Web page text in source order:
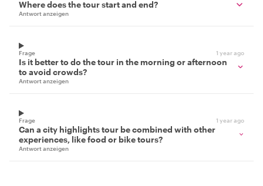
Where does the tour start and end?
Antwort anzeigen
Frage 1 year ago
Is it better to do the tour in the morning or afternoon
to avoid crowds?
Antwort anzeigen
Frage 1 year ago
Can a city highlights tour be combined with other
experiences, like food or bike tours?
Antwort anzeigen